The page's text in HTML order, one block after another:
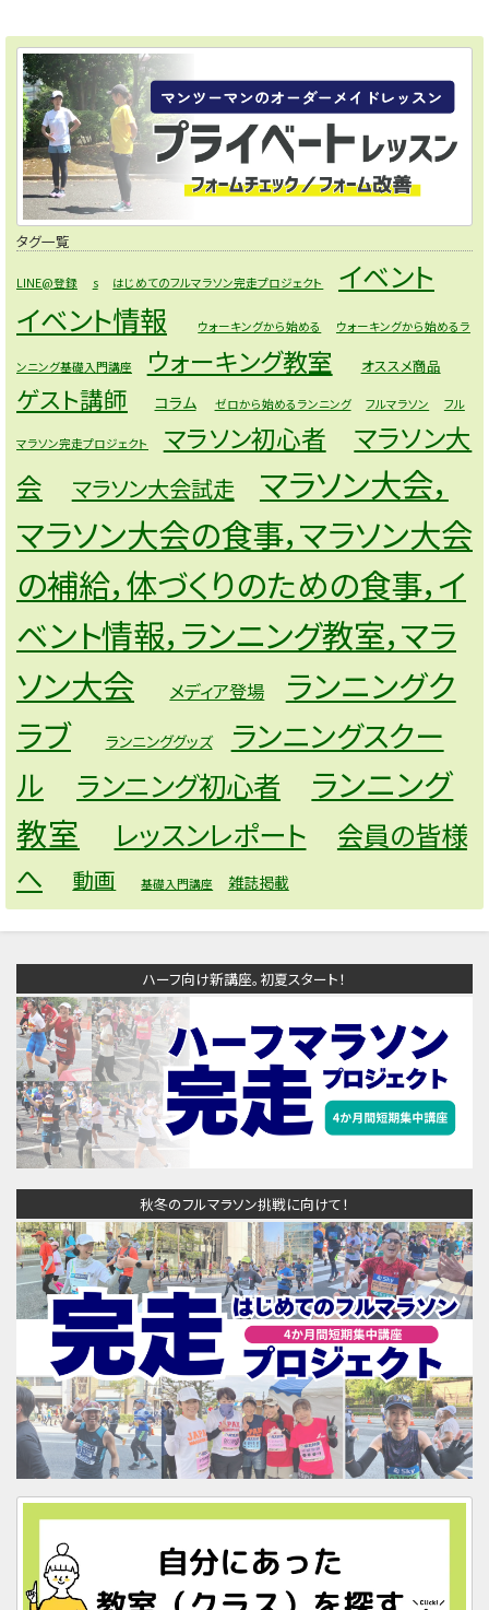
タグ一覧
LINE@登録 s はじめてのフルマラソン完走プロジェクト
イベント
イベント情報
ウォーキングから始める ウォーキングから始めるラ
ンニング基礎入門講座 ウォーキング教室 オススメ商品
ゲスト講師 コラム ゼロから始めるランニング フルマラソン フル
マラソン完走プロジェクト マラソン初心者
マラソン大
会
マラソン大会試走
マラソン大会，
マラソン大会の食事，マラソン大会
の補給，体づくりのための食事，イ
ベント情報，ランニング教室，マラ
ソン大会
メディア登場
ランニングク
ラブ
ランニンググッズ
ランニングスクー
ル
ランニング初心者
ランニング
教室
レッスンレポート
会員の皆様
へ
動画 基礎入門講座 雑誌掲載
ハーフ向け新講座。初夏スタート！
秋冬のフルマラソン挑戦に向けて！